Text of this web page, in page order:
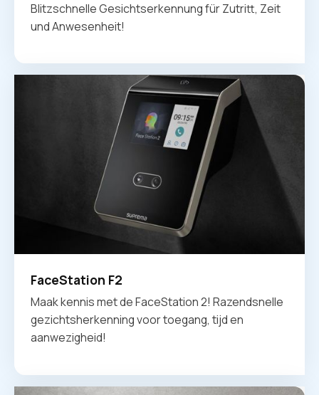
Blitzschnelle Gesichtserkennung für Zutritt, Zeit
und Anwesenheit!
FaceStation F2
Maak kennis met de FaceStation 2! Razendsnelle
gezichtsherkenning voor toegang, tijd en
aanwezigheid!